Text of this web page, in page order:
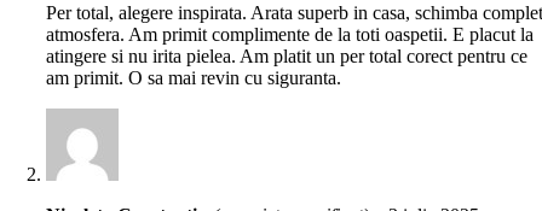
Per total, alegere inspirata. Arata superb in casa, schimba complet
atmosfera. Am primit complimente de la toti oaspetii. E placut la
atingere si nu irita pielea. Am platit un per total corect pentru ce
am primit. O sa mai revin cu siguranta.